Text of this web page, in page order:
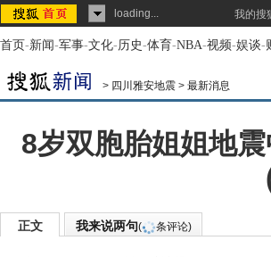
loading... 我的搜
首页-新闻-军事-文化-历史-体育-NBA-视频-娱谈-
> 四川雅安地震 > 最新消息
8岁双胞胎姐姐地
正文 我来说两句( 条评论)